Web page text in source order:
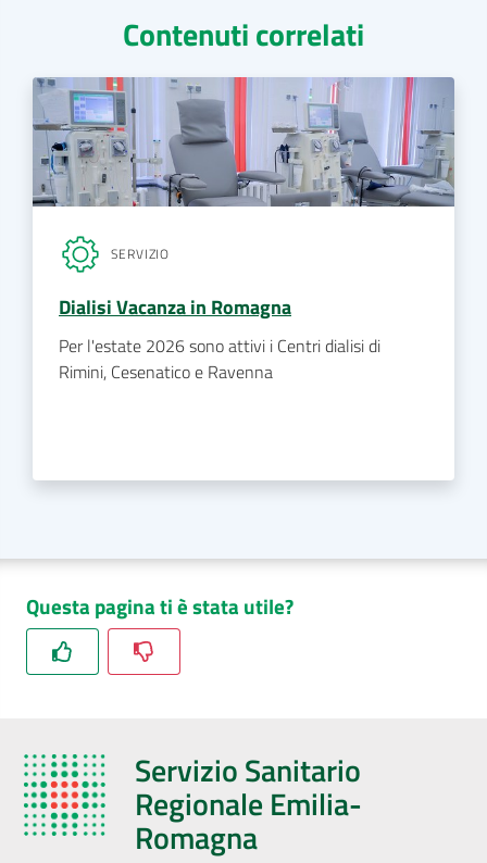
Contenuti correlati
SERVIZIO
Dialisi Vacanza in Romagna
Per l'estate 2026 sono attivi i Centri dialisi di
Rimini, Cesenatico e Ravenna
Questa pagina ti è stata utile?
Servizio Sanitario
Regionale Emilia-
Romagna